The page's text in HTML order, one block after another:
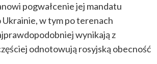
pogwałcenie jej mandatu
w tym po terenach
wynikają z
odnotowują rosyjską obecność